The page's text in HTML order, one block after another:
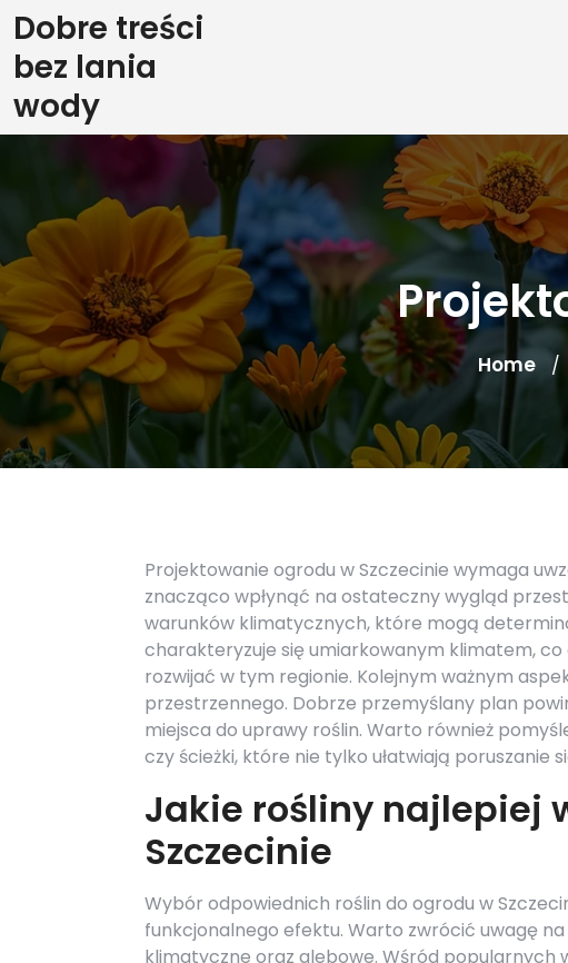
Skip
to
content
Dobre treści
bez lania
wody
Home /
Projektowanie ogrodu w Szczecinie wymaga
znacząco wpłynąć na ostateczny wygląd
warunków klimatycznych, które mogą
charakteryzuje się umiarkowanym klimatem,
rozwijać w tym regionie. Kolejnym ważnym
przestrzennego. Dobrze przemyślany plan
miejsca do uprawy roślin. Warto również
czy ścieżki, które nie tylko ułatwiają poruszanie
Jakie rośliny najlepiej
Szczecinie
Wybór odpowiednich roślin do ogrodu w
funkcjonalnego efektu. Warto zwrócić uwagę
klimatyczne oraz glebowe. Wśród popularnych